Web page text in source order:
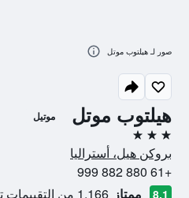
هيلتوب موتل موتيل
3 نجوم
بروكن هيل، أستراليا
+61 880 882 999
8.1 ممتاز 1,166 من التقييمات تم التحقق منها
صور لـ هيلتوب موتل